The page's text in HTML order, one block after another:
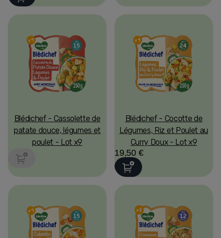
Blédichef - Cassolette de
patate douce, légumes et
poulet - Lot x9
Blédichef - Cocotte de
Légumes, Riz et Poulet au
Curry Doux - Lot x9
19,50 €